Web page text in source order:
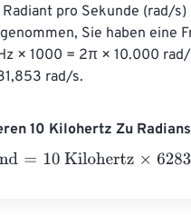
pro Sekunde (rad/
Sie haben eine
× 1000 = 2π × 10.000
rad/s.
10 Kilohertz Zu
=10 Kilohertz×6283.1853=